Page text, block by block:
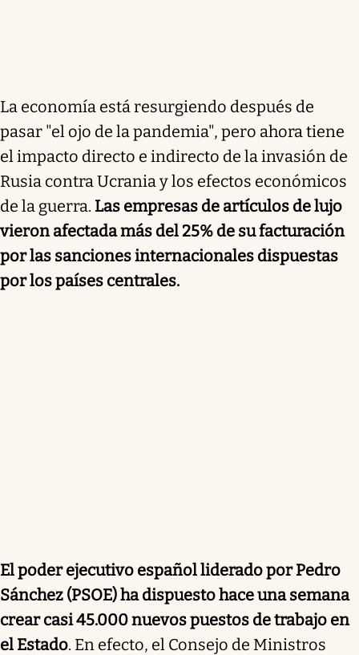
La economía está resurgiendo después de
pasar "el ojo de la pandemia", pero ahora tiene
el impacto directo e indirecto de la invasión de
Rusia contra Ucrania y los efectos económicos
de la guerra. Las empresas de artículos de lujo
vieron afectada más del 25% de su facturación
por las sanciones internacionales dispuestas
por los países centrales.
El poder ejecutivo español liderado por Pedro
Sánchez (PSOE) ha dispuesto hace una semana
crear casi 45.000 nuevos puestos de trabajo en
el Estado. En efecto, el Consejo de Ministros